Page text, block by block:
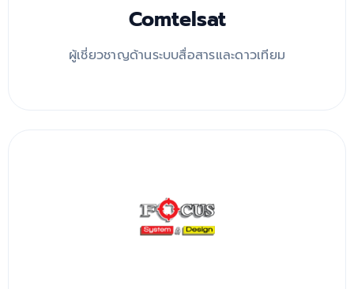
Comtelsat
ผู้เชี่ยวชาญด้านระบบสื่อสารและดาวเทียม